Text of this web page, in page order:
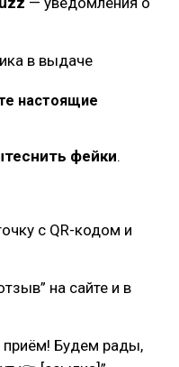
в выдаче
настоящие
фейки.
с QR-кодом и
на сайте и в
приём! Будем рады,